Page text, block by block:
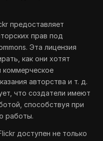
предоставляет
прав под
Эта лицензия
как они хотят
коммерческое
авторства и т. д.
что создатели имеют
способствуя при
работы.
доступен не только